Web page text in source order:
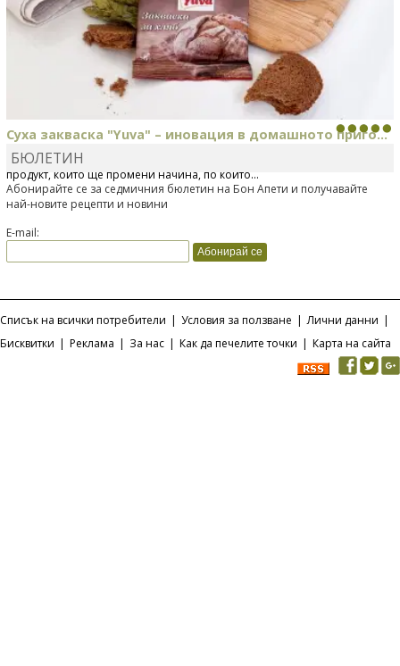
Суха закваска "Yuva" – иновация в домашното приго...
Отскоро Лесафр България стартира предлагането на изцяло нов
продукт, който ще промени начина, по който...
БЮЛЕТИН
Абонирайте се за седмичния бюлетин на Бон Апети и получавайте
най-новите рецепти и новини
E-mail:
Списък на всички потребители | Условия за ползване | Лични данни |
Бисквитки | Реклама | За нас | Как да печелите точки | Карта на сайта